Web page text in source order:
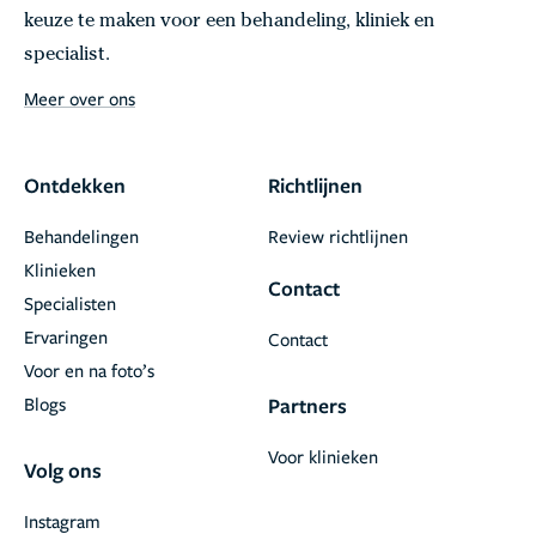
keuze te maken voor een behandeling, kliniek en
specialist.
Meer over ons
Ontdekken
Behandelingen
Klinieken
Specialisten
Ervaringen
Voor en na foto’s
Blogs
Volg ons
Instagram
Richtlijnen
Review richtlijnen
Contact
Contact
Partners
Voor klinieken